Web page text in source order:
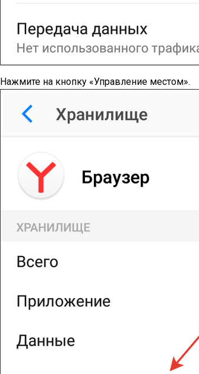
Нажмите на кнопку «Управление местом».